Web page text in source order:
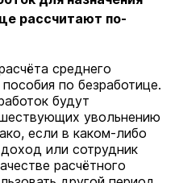
рассчитают по-
среднего
по безработице.
будут
увольнению
если в каком-либо
или сотрудник
расчётного